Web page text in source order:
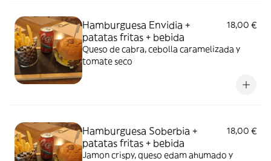
Hamburguesa Envidia +
patatas fritas + bebida
18,00 €
Queso de cabra, cebolla caramelizada y
tomate seco
Hamburguesa Soberbia +
patatas fritas + bebida
18,00 €
Jamon crispy, queso edam ahumado y